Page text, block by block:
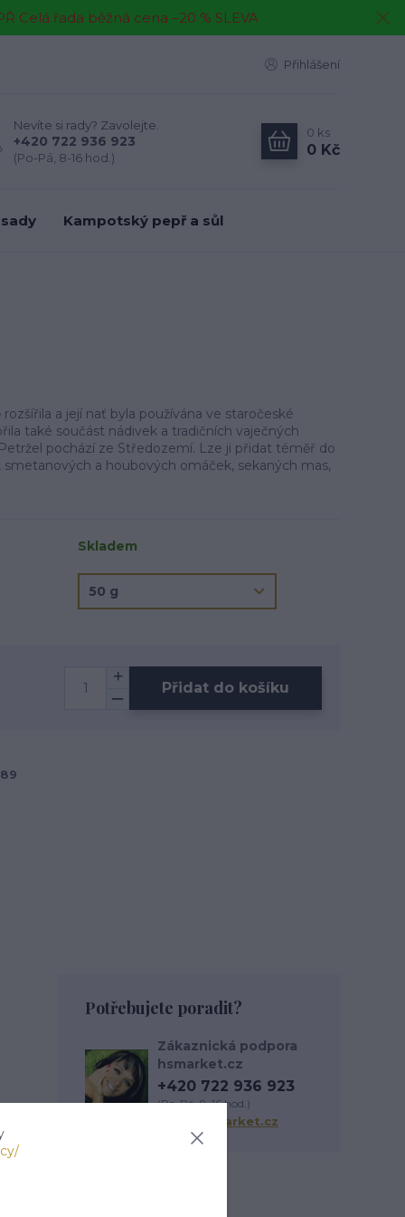
Celá řada běžná cena –20 % SLEVA
Přihlášení
Nevíte si rady? Zavolejte.
+420 722 936 923
(Po-Pá, 8-16 hod.)
0 ks
0 Kč
Kampotský pepř a sůl
a její nať byla používána ve staročeské
také součást nádivek a tradičních vaječných
pochází ze Středozemí. Lze ji přidat téměř do
a houbových omáček, sekaných mas,
Skladem
Přidat do košíku
Potřebujete poradit?
Zákaznická podpora
hsmarket.cz
+420 722 936 923
(Po-Pá, 8-16 hod.)
info@hsmarket.cz